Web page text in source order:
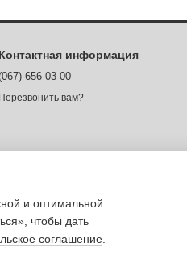
Контактная информация
656 03 00
Перезвонить вам?
и оптимальной
чтобы дать
соглашение